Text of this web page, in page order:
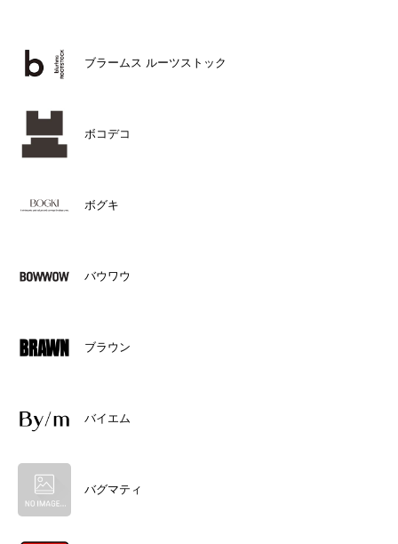
ブラームス ルーツストック
ボコデコ
ボグキ
バウワウ
ブラウン
バイエム
バグマティ